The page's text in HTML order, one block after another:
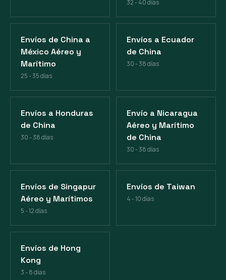
32 - 40 días
Envíos de China a
México Aéreo y
Marítimo
25 - 35 días
Envíos a Ecuador
de China
30 - 38 días
Envíos a Honduras
de China
30 - 38 días
Envío a Nicaragua
Aéreo y Marítimo
de China
30 - 38 días
Envíos de Singapur
Aéreo y Marítimos
5 - 12 días
Envíos de Taiwan
4 - 10 días
Envíos de Hong
Kong
3 - 8 días